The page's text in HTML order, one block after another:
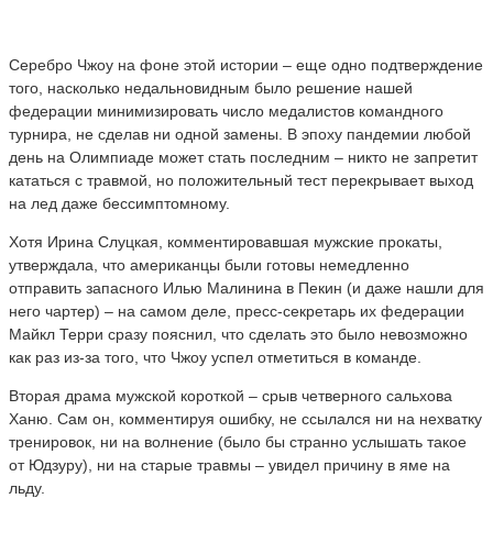
Серебро Чжоу на фоне этой истории – еще одно подтверждение
того, насколько недальновидным было решение нашей
федерации минимизировать число медалистов командного
турнира, не сделав ни одной замены. В эпоху пандемии любой
день на Олимпиаде может стать последним – никто не запретит
кататься с травмой, но положительный тест перекрывает выход
на лед даже бессимптомному.
Хотя Ирина Слуцкая, комментировавшая мужские прокаты,
утверждала, что американцы были готовы немедленно
отправить запасного Илью Малинина в Пекин (и даже нашли для
него чартер) – на самом деле, пресс-секретарь их федерации
Майкл Терри сразу пояснил, что сделать это было невозможно
как раз из-за того, что Чжоу успел отметиться в команде.
Вторая драма мужской короткой – срыв четверного сальхова
Ханю. Сам он, комментируя ошибку, не ссылался ни на нехватку
тренировок, ни на волнение (было бы странно услышать такое
от Юдзуру), ни на старые травмы – увидел причину в яме на
льду.